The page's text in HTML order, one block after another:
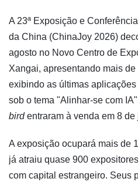
A 23ª Exposição e
da China (ChinaJoy 2026)
agosto no Novo Centro de
Xangai, apresentando mais
exibindo as últimas
sob o tema "Alinhar-se com
birdentraram à venda em 8 de
A exposição ocupará mais de
já atraiu quase 900
com capital estrangeiro. Seus